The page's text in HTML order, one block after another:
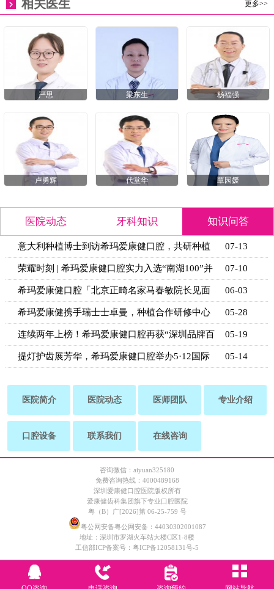
更多>>
相关医生
严思 梁东生 杨福强
卢勇辉 代堂华 覃园媛
医院动态 牙科知识 知识问答
意大利种植博士到访希玛爱康健口腔，共研种植
技术新思
07-13
荣耀时刻 | 希玛爱康健口腔实力入选“南湖100”并
获官
07-10
希玛爱康健口腔「北京正畸名家马春敏院长见面
日」活动
06-03
希玛爱康健携手瑞士士卓曼，种植合作研修中心
揭牌
05-28
连续两年上榜！希玛爱康健口腔再获“深圳品牌百
强”
05-19
提灯护齿展芳华，希玛爱康健口腔举办5·12国际 05-14
医院简介 医院动态 医师团队 专业介绍
口腔设备 联系我们 在线咨询
咨询微信：aiyuan325180
免费咨询热线：4000489168
深圳爱康健口腔医院版权所有
爱康健齿科集团旗下专业口腔医院
粤（B）广[2026]第 06-25-759 号
粤公网安备粤公网安备：44030302001087
地址：深圳市罗湖火车站大楼C区1-8楼
工信部ICP备案号： 粤ICP备12058131号-5